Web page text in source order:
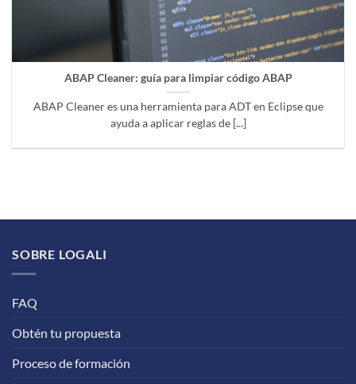
ABAP Cleaner: guía para limpiar código ABAP
ABAP Cleaner es una herramienta para ADT en Eclipse que
ayuda a aplicar reglas de [...]
SOBRE LOGALI
FAQ
Obtén tu propuesta
Proceso de formación